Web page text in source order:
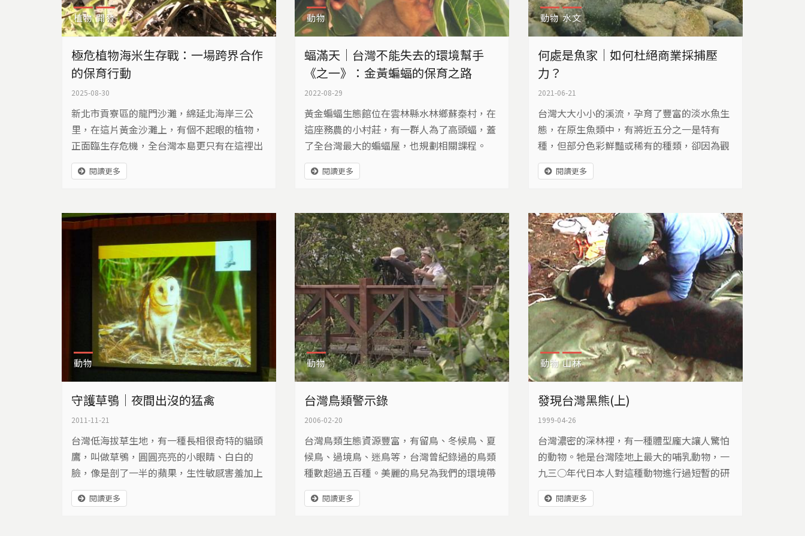
植物 開發
極危植物海米生存戰：一場跨界合作
的保育行動
2025-08-30
新北市貢寮區的龍門沙灘，綿延北海岸三公
里，在這片黃金沙灘上，有個不起眼的植物，
正面臨生存危機，全台灣本島更只有在這裡出
現，它就是《2017臺灣維管束植物紅皮書名
錄》中，被列為國家極危植物的「海米」。
閱讀更多
動物
蝠滿天｜台灣不能失去的環境幫手
《之一》：金黃蝙蝠的保育之路
2022-08-29
黃金蝙蝠生態館位在雲林縣水林鄉蘇秦村，在
這座務農的小村莊，有一群人為了高頭蝠，蓋
了全台灣最大的蝙蝠屋，也規劃相關課程。
閱讀更多
動物 水文
何處是魚家｜如何杜絕商業採捕壓
力？
2021-06-21
台灣大大小小的溪流，孕育了豐富的淡水魚生
態，在原生魚類中，有將近五分之一是特有
種，但部分色彩鮮豔或稀有的種類，卻因為觀
賞價值而遭受商業採集壓力，有哪些方法可以
保護牠們呢？
閱讀更多
動物
守護草鴞｜夜間出沒的猛禽
2011-11-21
台灣低海拔草生地，有一種長相很奇特的貓頭
鷹，叫做草鴞，圓圓亮亮的小眼睛、白白的
臉，像是剖了一半的蘋果，生性敏感害羞加上
只在夜間活動，很少有人在野外看過牠的模
樣。高雄市野鳥學會長期在中寮山進行生態觀
閱讀更多
動物
台灣鳥類警示錄
2006-02-20
台灣鳥類生態資源豐富，有留鳥、冬候鳥、夏
候鳥、過境鳥、迷鳥等，台灣曾紀錄過的鳥類
種數超過五百種。美麗的鳥兒為我們的環境帶
來鮮活姿態，但牠們當中，有些鳥類卻面臨關
鍵存亡的生存威脅，數量岌岌可危。
閱讀更多
動物 山林
發現台灣黑熊(上)
1999-04-26
台灣濃密的深林裡，有一種體型龐大讓人驚怕
的動物。牠是台灣陸地上最大的哺乳動物，一
九三○年代日本人對這種動物進行過短暫的研
究，而如今台灣學術界對牠也展開了生物學的
探索之旅。
閱讀更多